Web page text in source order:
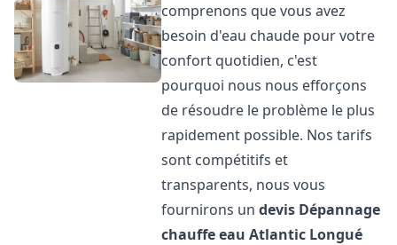
comprenons que vous avez
besoin d'eau chaude pour votre
confort quotidien, c'est
pourquoi nous nous efforçons
de résoudre le problème le plus
rapidement possible. Nos tarifs
sont compétitifs et
transparents, nous vous
fournirons undevis Dépannage
chauffe eau Atlantic Longué